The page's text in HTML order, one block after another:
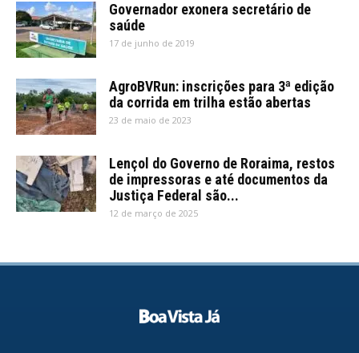
Governador exonera secretário de
saúde
17 de junho de 2019
AgroBVRun: inscrições para 3ª edição
da corrida em trilha estão abertas
23 de maio de 2023
Lençol do Governo de Roraima, restos
de impressoras e até documentos da
Justiça Federal são...
12 de março de 2025